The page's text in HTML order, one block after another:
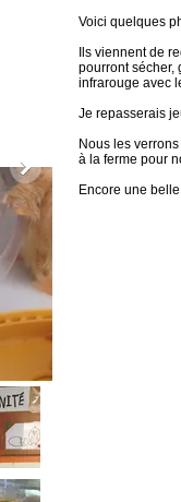
Voici quelques
Ils viennent de
pourront sécher,
infrarouge avec
Je repasserais
Nous les
à la ferme pour
Encore une